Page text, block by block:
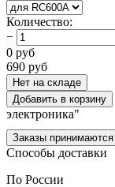
Количество:
−
0 руб
690 руб
Нет на складе
Добавить в корзину
электроника"
Заказы принимаются
Способы доставки
По России